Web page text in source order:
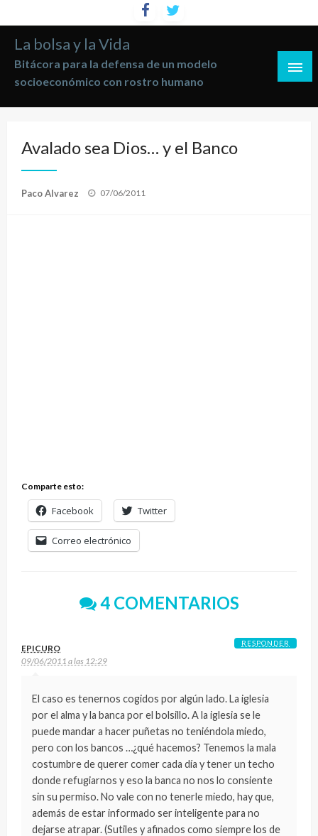
al
contenido
La bolsa y la Vida
Bitácora para la defensa de un modelo
socioeconómico con rostro humano
Avalado sea Dios… y el Banco
Paco Alvarez
Publicado
07/06/2011
Comparte esto:
Facebook Twitter
Correo electrónico
4 COMENTARIOS
EPICURO
09/06/2011 a las 12:29
El caso es tenernos cogidos por algún lado. La iglesia
por el alma y la banca por el bolsillo. A la iglesia se le
puede mandar a hacer puñetas no teniéndola miedo,
pero con los bancos …¿qué hacemos? Tenemos la mala
costumbre de querer comer cada día y tener un techo
donde refugiarnos y eso la banca no nos lo consiente
sin su permiso. No vale con no tenerle miedo, hay que,
además de estar informado ser inteligente para no
dejarse atrapar. (Sutiles y afinados como siempre los de
RESPONDER